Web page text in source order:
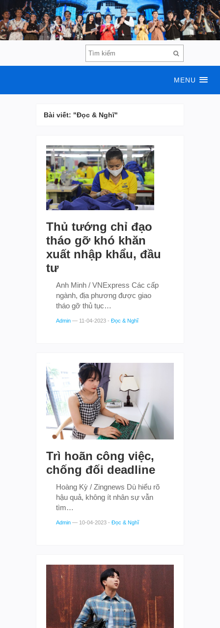
MENU
Bài viết: "Đọc & Nghĩ"
Thủ tướng chỉ đạo
tháo gỡ khó khăn
xuất nhập khẩu, đầu
tư
Anh Minh / VNExpress Các cấp
ngành, địa phương được giao
tháo gỡ thủ tục…
Admin — 11-04-2023 - Đọc & Nghĩ
Trì hoãn công việc,
chống đối deadline
Hoàng Kỳ / Zingnews Dù hiểu rõ
hậu quả, không ít nhân sự vẫn
tìm…
Admin — 10-04-2023 - Đọc & Nghĩ